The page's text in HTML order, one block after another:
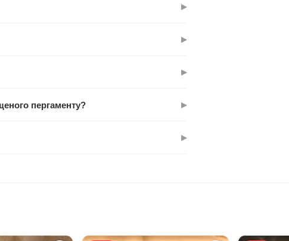
▸
▸
▸
пергаменту? ▸
▸